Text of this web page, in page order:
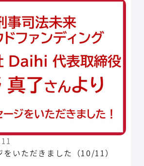
いただきました（10/11）